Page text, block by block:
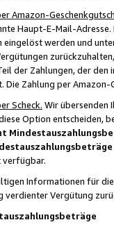
Amazon-
Haupt-E-Mail-
werden und
der Zahlungen, der
Die Zahlung per
Scheck. Wir übersenden
Option entscheiden,
verfügbar.
Informationen für
verdienter Vergütung